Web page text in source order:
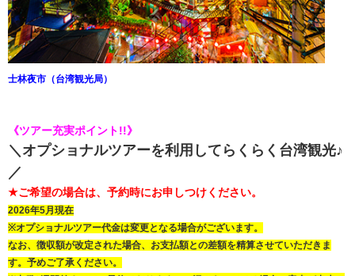
士林夜市（台湾観光局）
《ツアー充実ポイント!!》
＼オプショナルツアーを利用してらくらく台湾観光♪
／
★ご希望の場合は、予約時にお申しつけください。
2026年5月現在
※オプショナルツアー代金は変更となる場合がございます。
なお、徴収額が改定された場合、 お支払額との差額を精算させていただきま
す。 予めご了承ください。